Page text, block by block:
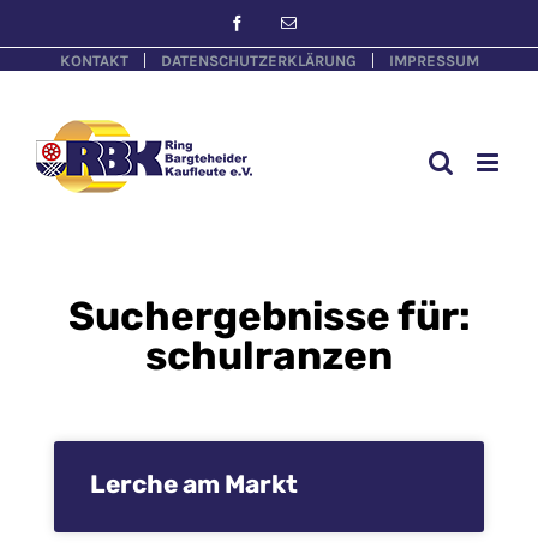
KONTAKT DATENSCHUTZERKLÄRUNG IMPRESSUM
Suchergebnisse für:
schulranzen
Lerche am Markt